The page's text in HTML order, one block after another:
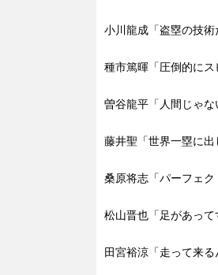
小川龍成「盗塁の技術
種市篤暉「圧倒的にス
曽谷龍平「人間じゃな
藤井聖「世界一塁に出
桑原将志「パーフェク
松山晋也「足があって
田宮裕涼「走って来る